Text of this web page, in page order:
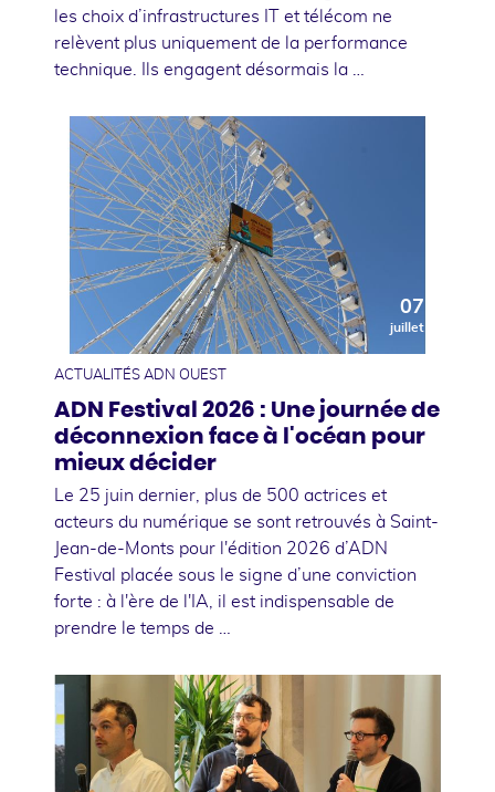
les choix d’infrastructures IT et télécom ne
relèvent plus uniquement de la performance
technique. Ils engagent désormais la …
07
juillet
ACTUALITÉS ADN OUEST
ADN Festival 2026 : Une journée de
déconnexion face à l'océan pour
mieux décider
Le 25 juin dernier, plus de 500 actrices et
acteurs du numérique se sont retrouvés à Saint-
Jean-de-Monts pour l'édition 2026 d’ADN
Festival placée sous le signe d’une conviction
forte : à l'ère de l'IA, il est indispensable de
prendre le temps de …